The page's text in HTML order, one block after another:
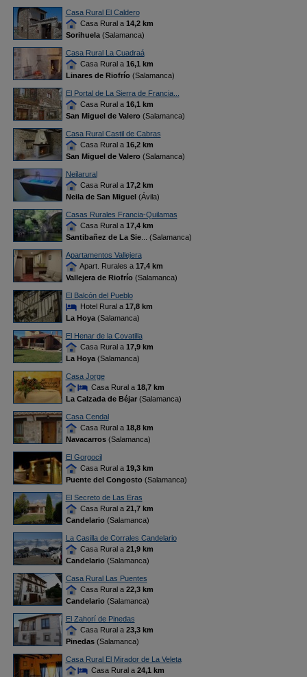
Casa Rural El Caldero
Casa Rural a 14,2 km
Sorihuela(Salamanca)
Casa Rural La Cuadraá
Casa Rural a 16,1 km
Linares de Riofrío(Salamanca)
El Portal de La Sierra de Francia...
Casa Rural a 16,1 km
San Miguel de Valero(Salamanca)
Casa Rural Castil de Cabras
Casa Rural a 16,2 km
San Miguel de Valero(Salamanca)
Neilarural
Casa Rural a 17,2 km
Neila de San Miguel(Ávila)
Casas Rurales Francia-Quilamas
Casa Rural a 17,4 km
Santibañez de La Sie... (Salamanca)
Apartamentos Vallejera
Apart. Rurales a 17,4 km
Vallejera de Riofrío(Salamanca)
El Balcón del Pueblo
Hotel Rural a 17,8 km
La Hoya(Salamanca)
El Henar de la Covatilla
Casa Rural a 17,9 km
La Hoya(Salamanca)
Casa Jorge
Casa Rural a 18,7 km
La Calzada de Béjar(Salamanca)
Casa Cendal
Casa Rural a 18,8 km
Navacarros(Salamanca)
El Gorgocil
Casa Rural a 19,3 km
Puente del Congosto(Salamanca)
El Secreto de Las Eras
Casa Rural a 21,7 km
Candelario(Salamanca)
La Casilla de Corrales Candelario
Casa Rural a 21,9 km
Candelario(Salamanca)
Casa Rural Las Puentes
Casa Rural a 22,3 km
Candelario(Salamanca)
El Zahorí de Pinedas
Casa Rural a 23,3 km
Pinedas(Salamanca)
Casa Rural El Mirador de La Veleta
Casa Rural a 24,1 km